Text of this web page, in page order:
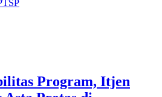
Program, Itjen